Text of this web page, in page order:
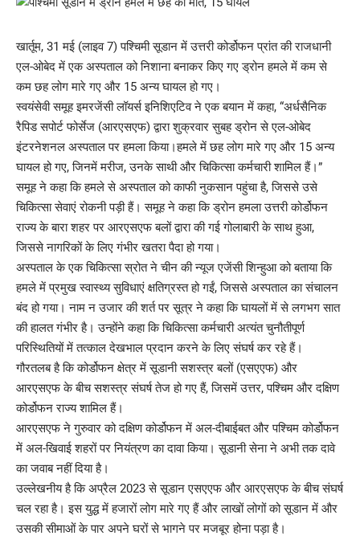
खार्तूम, 31 मई (लाइव 7) पश्चिमी सूडान में उत्तरी कोर्डोफन प्रांत की राजधानी
एल-ओबेद में एक अस्पताल को निशाना बनाकर किए गए ड्रोन हमले में कम से
कम छह लोग मारे गए और 15 अन्य घायल हो गए।
स्वयंसेवी समूह इमरजेंसी लॉयर्स इनिशिएटिव ने एक बयान में कहा, “अर्धसैनिक
रैपिड सपोर्ट फोर्सेज (आरएसएफ) द्वारा शुक्रवार सुबह ड्रोन से एल-ओबेद
इंटरनेशनल अस्पताल पर हमला किया।हमले में छह लोग मारे गए और 15 अन्य
घायल हो गए, जिनमें मरीज, उनके साथी और चिकित्सा कर्मचारी शामिल हैं।”
समूह ने कहा कि हमले से अस्पताल को काफी नुकसान पहुंचा है, जिससे उसे
चिकित्सा सेवाएं रोकनी पड़ी हैं। समूह ने कहा कि ड्रोन हमला उत्तरी कोर्डोफन
राज्य के बारा शहर पर आरएसएफ बलों द्वारा की गई गोलाबारी के साथ हुआ,
जिससे नागरिकों के लिए गंभीर खतरा पैदा हो गया।
अस्पताल के एक चिकित्सा स्रोत ने चीन की न्यूज एजेंसी शिन्हुआ को बताया कि
हमले में प्रमुख स्वास्थ्य सुविधाएं क्षतिग्रस्त हो गईं, जिससे अस्पताल का संचालन
बंद हो गया। नाम न उजार की शर्त पर सूत्र ने कहा कि घायलों में से लगभग सात
की हालत गंभीर है। उन्होंने कहा कि चिकित्सा कर्मचारी अत्यंत चुनौतीपूर्ण
परिस्थितियों में तत्काल देखभाल प्रदान करने के लिए संघर्ष कर रहे हैं।
गौरतलब है कि कोर्डोफन क्षेत्र में सूडानी सशस्त्र बलों (एसएएफ) और
आरएसएफ के बीच सशस्त्र संघर्ष तेज हो गए हैं, जिसमें उत्तर, पश्चिम और दक्षिण
कोर्डोफन राज्य शामिल हैं।
आरएसएफ ने गुरुवार को दक्षिण कोर्डोफन में अल-दीबाईबत और पश्चिम कोर्डोफन
में अल-खिवाई शहरों पर नियंत्रण का दावा किया। सूडानी सेना ने अभी तक दावे
का जवाब नहीं दिया है।
उल्लेखनीय है कि अप्रैल 2023 से सूडान एसएएफ और आरएसएफ के बीच संघर्ष
चल रहा है। इस युद्ध में हजारों लोग मारे गए हैं और लाखों लोगों को सूडान में और
उसकी सीमाओं के पार अपने घरों से भागने पर मजबूर होना पड़ा है।